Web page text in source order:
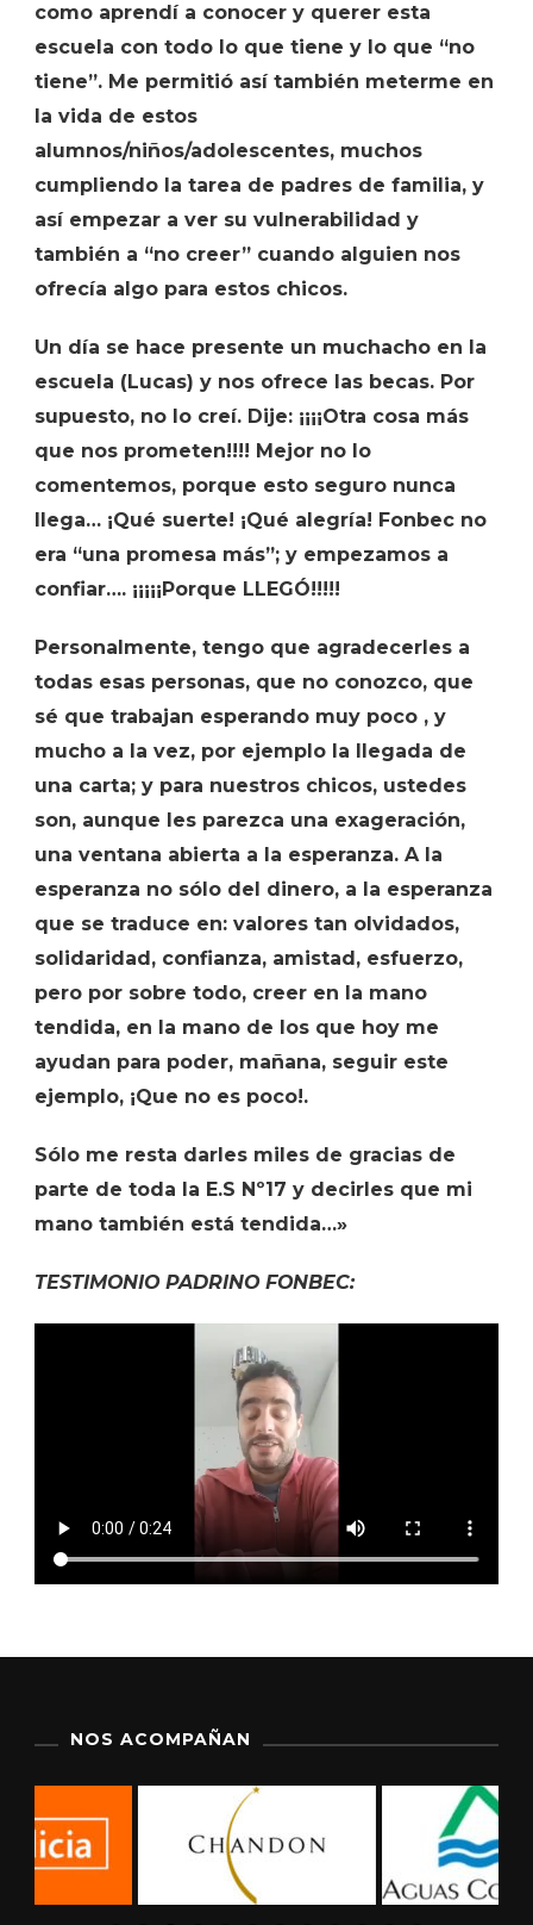
como aprendí a conocer y querer esta
escuela con todo lo que tiene y lo que “no
tiene”. Me permitió así también meterme en
la vida de estos
alumnos/niños/adolescentes, muchos
cumpliendo la tarea de padres de familia, y
así empezar a ver su vulnerabilidad y
también a “no creer” cuando alguien nos
ofrecía algo para estos chicos.
Un día se hace presente un muchacho en la
escuela (Lucas) y nos ofrece las becas. Por
supuesto, no lo creí. Dije: ¡¡¡¡Otra cosa más
que nos prometen!!!! Mejor no lo
comentemos, porque esto seguro nunca
llega… ¡Qué suerte! ¡Qué alegría! Fonbec no
era “una promesa más”; y empezamos a
confiar…. ¡¡¡¡¡Porque LLEGÓ!!!!!
Personalmente, tengo que agradecerles a
todas esas personas, que no conozco, que
sé que trabajan esperando muy poco , y
mucho a la vez, por ejemplo la llegada de
una carta; y para nuestros chicos, ustedes
son, aunque les parezca una exageración,
una ventana abierta a la esperanza. A la
esperanza no sólo del dinero, a la esperanza
que se traduce en: valores tan olvidados,
solidaridad, confianza, amistad, esfuerzo,
pero por sobre todo, creer en la mano
tendida, en la mano de los que hoy me
ayudan para poder, mañana, seguir este
ejemplo, ¡Que no es poco!.
Sólo me resta darles miles de gracias de
parte de toda la E.S Nº17 y decirles que mi
mano también está tendida…»
TESTIMONIO PADRINO FONBEC:
NOS ACOMPAÑAN